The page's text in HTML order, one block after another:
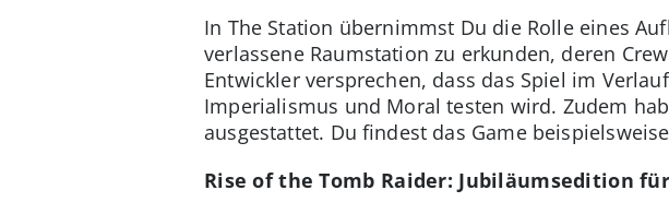
In The Station übernimmst Du die Rolle eines
verlassene Raumstation zu erkunden, deren
Entwickler versprechen, dass das Spiel im
Imperialismus und Moral testen wird. Zudem
ausgestattet. Du findest das Game beispielsweise
Rise of the Tomb Raider: Jubiläumsedition